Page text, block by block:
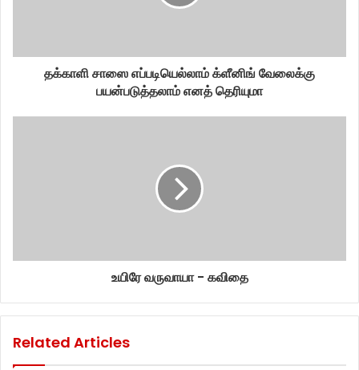
தக்காளி சாஸை எப்படியெல்லாம் க்ளீனிங் வேலைக்கு
பயன்படுத்தலாம் எனத் தெரியுமா
உயிரே வருவாயா - கவிதை
Related Articles